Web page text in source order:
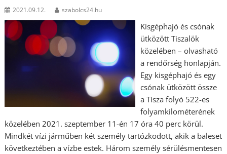
2021.09.12. szabolcs24.hu
Kisgéphajó és csónak
ütközött Tiszalök
közelében – olvasható
a rendőrség honlapján.
Egy kisgéphajó és egy
csónak ütközött össze
a Tisza folyó 522-es
folyamkilométerének
közelében 2021. szeptember 11-én 17 óra 40 perc körül.
Mindkét vízi járműben két személy tartózkodott, akik a baleset
következtében a vízbe estek. Három személy sérülésmentesen